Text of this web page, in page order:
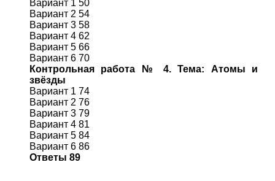
Вариант 1 50
Вариант 2 54
Вариант 3 58
Вариант 4 62
Вариант 5 66
Вариант 6 70
Контрольная работа № 4. Тема: Атомы и
звёзды
Вариант 1 74
Вариант 2 76
Вариант 3 79
Вариант 4 81
Вариант 5 84
Вариант 6 86
Ответы 89